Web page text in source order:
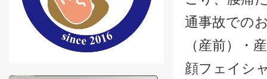
通事故での
（産前）・
顔フェイシ